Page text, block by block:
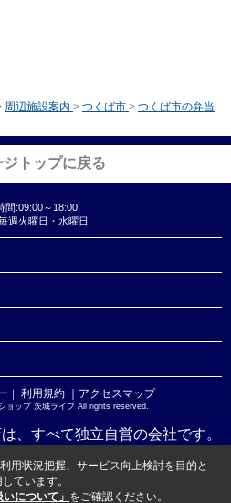
周辺施設案内 > つくば市 > つくば市の弁当
ジトップに戻る
間:09:00～18:00
週火曜日・水曜日
｜ 利用規約 ｜アクセスマップ
ョップ 茨城ライフ All rights reserved.
、すべて独立自営の会社です。
用状況把握、サービス向上検討を目的と
ています。
について」 をご確認ください。